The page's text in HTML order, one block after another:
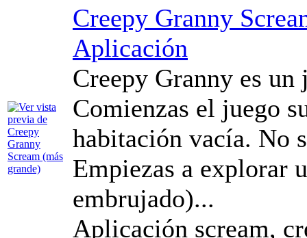
Creepy Granny
Aplicación
Creepy Granny es
Comienzas el juego
habitación vacía. No
Empiezas a explorar
embrujado)...
Aplicación scream,